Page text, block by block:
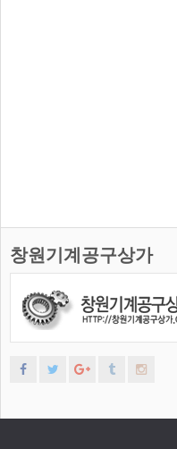
창원기계공구상가